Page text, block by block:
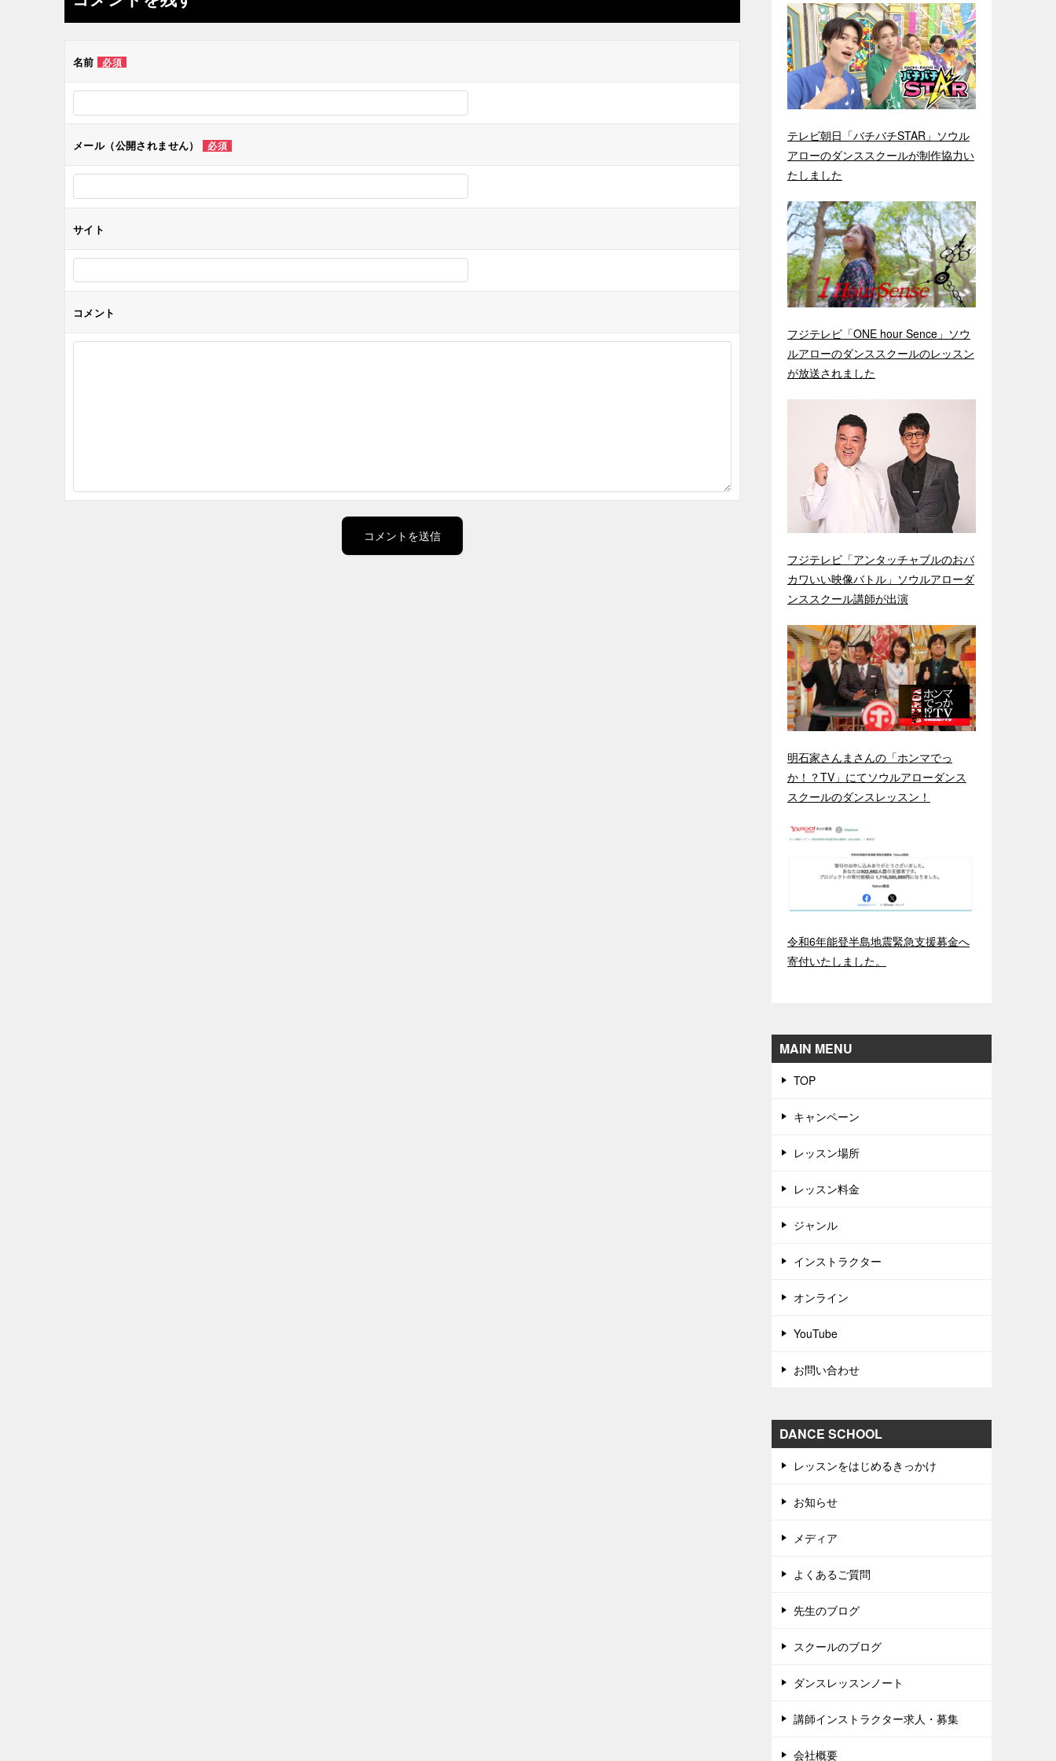
ビ
ゲ
ー
ン
名前 必須
メール（公開されません） 必須
サイト
コメント
テレビ朝日「バチバチSTAR」ソウル
アローのダンススクールが制作協力い
たしました
フジテレビ「ONE hour Sence」ソウ
ルアローのダンススクールのレッスン
が放送されました
フジテレビ「アンタッチャブルのおバ
カワいい映像バトル」ソウルアローダ
ンススクール講師が出演
明石家さんまさんの「ホンマでっ
か！？TV」にてソウルアローダンス
スクールのダンスレッスン！
令和6年能登半島地震緊急支援募金へ
寄付いたしました。
MAIN MENU
TOP
キャンペーン
レッスン場所
レッスン料金
ジャンル
インストラクター
オンライン
YouTube
お問い合わせ
DANCE SCHOOL
レッスンをはじめるきっかけ
お知らせ
メディア
よくあるご質問
先生のブログ
スクールのブログ
ダンスレッスンノート
講師インストラクター求人・募集
会社概要